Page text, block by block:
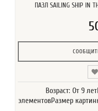
ПАЗЛ SAILING SHIP IN
Возраст: От 9
элементовРазмер